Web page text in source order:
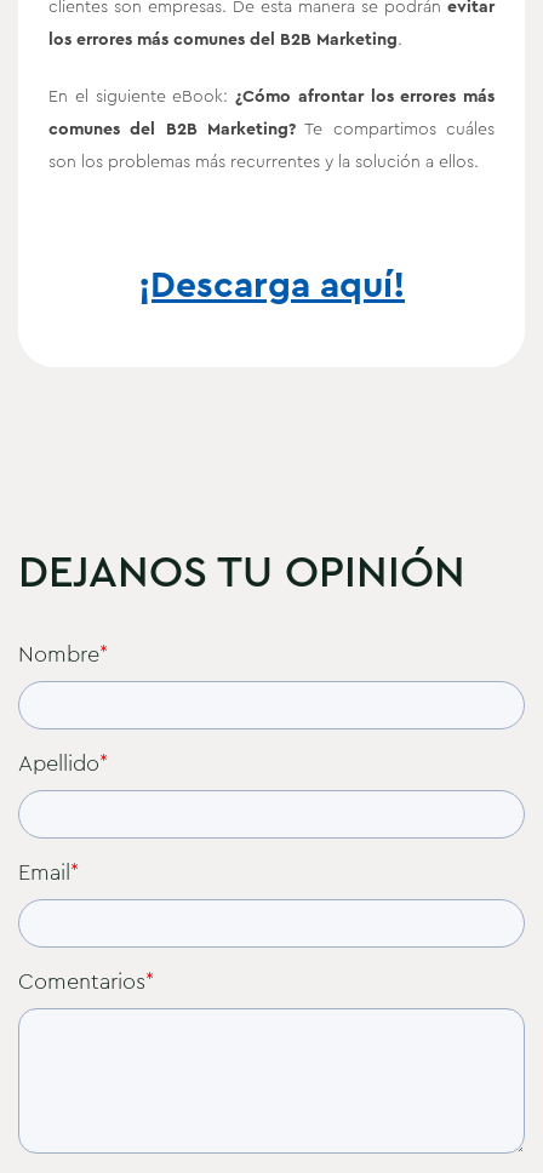
clientes son empresas. De esta manera se podrán evitar
los errores más comunes del B2B Marketing.
En el siguiente eBook: ¿Cómo afrontar los errores más
comunes del B2B Marketing? Te compartimos cuáles
son los problemas más recurrentes y la solución a ellos.
¡Descarga aquí!
DEJANOS TU OPINIÓN
Nombre*
Apellido*
Email*
Comentarios*